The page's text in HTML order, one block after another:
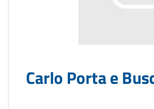
Carlo Porta e